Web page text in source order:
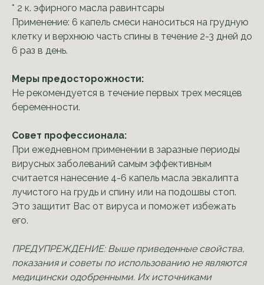
* 2 к. эфирного масла равинтсары
Применение: 6 капель смеси наноситься на грудную
клетку и верхнюю часть спины в течение 2-3 дней до
6 раз в день.
Меры предосторожности:
Не рекомендуется в течение первых трех месяцев
беременности.
Совет профессионала:
При ежедневном применении в заразные периоды
вирусных заболеваний самым эффективным
считается нанесение 4-6 капель масла эвкалипта
лучистого на грудь и спину или на подошвы стоп.
Это защитит Вас от вируса и поможет избежать
его.
ПРЕДУПРЕЖДЕНИЕ: Выше приведенные свойства,
показания и советы по использованию не являются
медицински одобренными. Их источниками